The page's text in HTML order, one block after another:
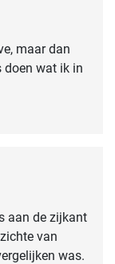
maar dan
doen wat ik in
aan de zijkant
van
was.